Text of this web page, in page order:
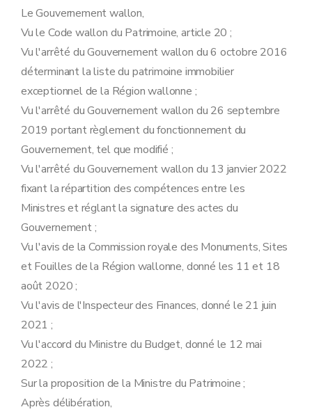
Le Gouvernement wallon,
Vu le Code wallon du Patrimoine, article 20 ;
Vu l'arrêté du Gouvernement wallon du 6 octobre 2016
déterminant la liste du patrimoine immobilier
exceptionnel de la Région wallonne ;
Vu l'arrêté du Gouvernement wallon du 26 septembre
2019 portant règlement du fonctionnement du
Gouvernement, tel que modifié ;
Vu l'arrêté du Gouvernement wallon du 13 janvier 2022
fixant la répartition des compétences entre les
Ministres et réglant la signature des actes du
Gouvernement ;
Vu l'avis de la Commission royale des Monuments, Sites
et Fouilles de la Région wallonne, donné les 11 et 18
août 2020 ;
Vu l'avis de l'Inspecteur des Finances, donné le 21 juin
2021 ;
Vu l'accord du Ministre du Budget, donné le 12 mai
2022 ;
Sur la proposition de la Ministre du Patrimoine ;
Après délibération,